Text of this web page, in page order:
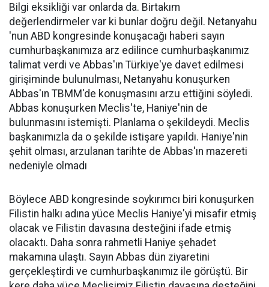
Bilgi eksikliği var onlarda da. Birtakım
değerlendirmeler var ki bunlar doğru değil. Netanyahu
'nun ABD kongresinde konuşacağı haberi sayın
cumhurbaşkanımıza arz edilince cumhurbaşkanımız
talimat verdi ve Abbas'ın Türkiye'ye davet edilmesi
girişiminde bulunulması, Netanyahu konuşurken
Abbas'ın TBMM'de konuşmasını arzu ettiğini söyledi.
Abbas konuşurken Meclis'te, Haniye'nin de
bulunmasını istemişti. Planlama o şekildeydi. Meclis
başkanımızla da o şekilde istişare yapıldı. Haniye'nin
şehit olması, arzulanan tarihte de Abbas'ın mazereti
nedeniyle olmadı
Böylece ABD kongresinde soykırımcı biri konuşurken
Filistin halkı adına yüce Meclis Haniye'yi misafir etmiş
olacak ve Filistin davasına desteğini ifade etmiş
olacaktı. Daha sonra rahmetli Haniye şehadet
makamına ulaştı. Sayın Abbas dün ziyaretini
gerçekleştirdi ve cumhurbaşkanımız ile görüştü. Bir